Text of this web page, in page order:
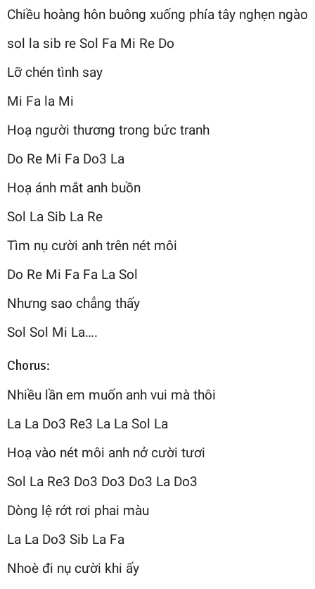
Chiều hoàng hôn buông xuống phía tây nghẹn ngào
sol la sib re Sol Fa Mi Re Do
Lỡ chén tình say
Mi Fa la Mi
Hoạ người thương trong bức tranh
Do Re Mi Fa Do3 La
Hoạ ánh mắt anh buồn
Sol La Sib La Re
Tìm nụ cười anh trên nét môi
Do Re Mi Fa Fa La Sol
Nhưng sao chẳng thấy
Sol Sol Mi La….
Chorus:
Nhiều lần em muốn anh vui mà thôi
La La Do3 Re3 La La Sol La
Hoạ vào nét môi anh nở cười tươi
Sol La Re3 Do3 Do3 Do3 La Do3
Dòng lệ rớt rơi phai màu
La La Do3 Sib La Fa
Nhoè đi nụ cười khi ấy